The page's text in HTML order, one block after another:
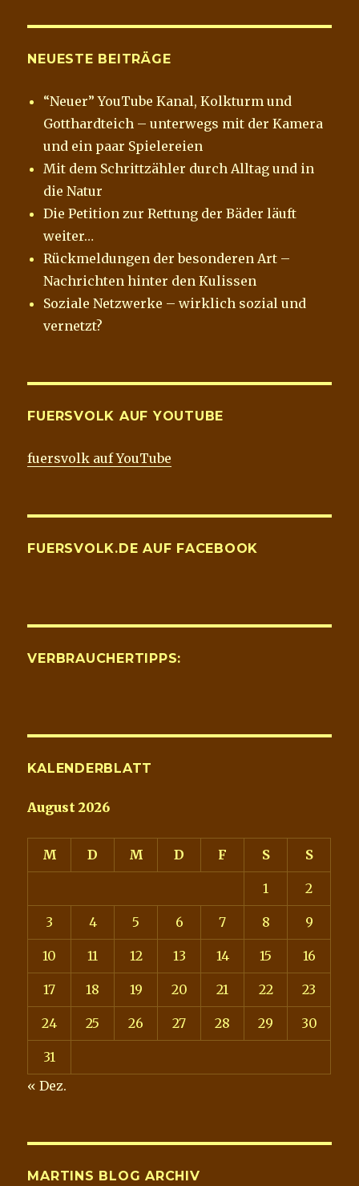
NEUESTE BEITRÄGE
“Neuer” YouTube Kanal, Kolkturm und
Gotthardteich – unterwegs mit der Kamera
und ein paar Spielereien
Mit dem Schrittzähler durch Alltag und in
die Natur
Die Petition zur Rettung der Bäder läuft
weiter…
Rückmeldungen der besonderen Art –
Nachrichten hinter den Kulissen
Soziale Netzwerke – wirklich sozial und
vernetzt?
FUERSVOLK AUF YOUTUBE
fuersvolk auf YouTube
FUERSVOLK.DE AUF FACEBOOK
VERBRAUCHERTIPPS:
KALENDERBLATT
August 2026
M D M D F S S
1 2
3 4 5 6 7 8 9
10 11 12 13 14 15 16
17 18 19 20 21 22 23
24 25 26 27 28 29 30
31
« Dez.
MARTINS BLOG ARCHIV